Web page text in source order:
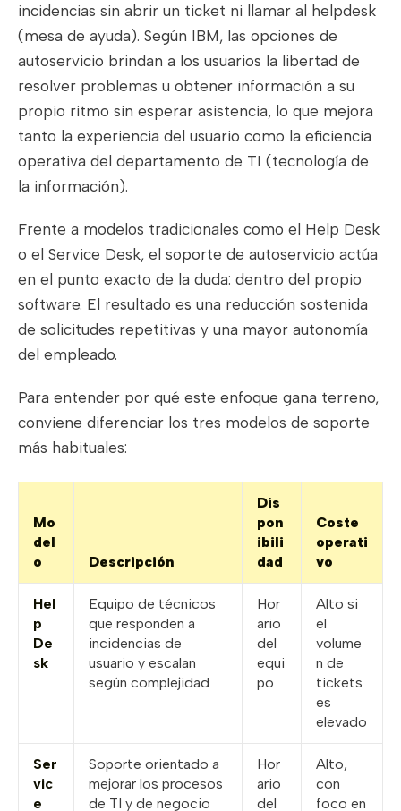
incidencias sin abrir un ticket ni llamar al helpdesk
(mesa de ayuda). Según IBM, las opciones de
autoservicio brindan a los usuarios la libertad de
resolver problemas u obtener información a su
propio ritmo sin esperar asistencia, lo que mejora
tanto la experiencia del usuario como la eficiencia
operativa del departamento de TI (tecnología de
la información).
Frente a modelos tradicionales como el Help Desk
o el Service Desk, el soporte de autoservicio actúa
en el punto exacto de la duda: dentro del propio
software. El resultado es una reducción sostenida
de solicitudes repetitivas y una mayor autonomía
del empleado.
Para entender por qué este enfoque gana terreno,
conviene diferenciar los tres modelos de soporte
más habituales:
Mo
del
o
Descripción
Dis
pon
ibili
dad
Coste
operati
vo
Hel
p
De
sk
Equipo de técnicos
que responden a
incidencias de
usuario y escalan
según complejidad
Hor
ario
del
equi
po
Alto si
el
volume
n de
tickets
es
elevado
Ser
vic
e
Soporte orientado a
mejorar los procesos
de TI y de negocio
Hor
ario
del
Alto,
con
foco en